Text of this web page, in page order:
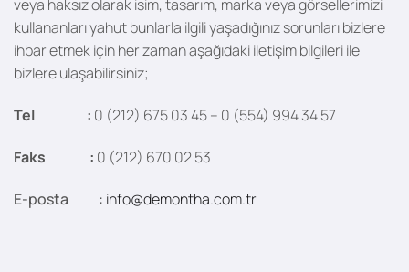
veya haksız olarak isim, tasarım, marka veya görsellerimizi
kullananları yahut bunlarla ilgili yaşadığınız sorunları bizlere
ihbar etmek için her zaman aşağıdaki iletişim bilgileri ile
bizlere ulaşabilirsiniz;
Tel : 0 (212) 675 03 45 – 0 (554) 994 34 57
Faks : 0 (212) 670 02 53
E-posta : info@demontha.com.tr